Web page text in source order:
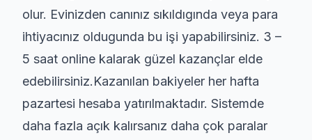
olur. Evinizden canınız sıkıldıgında veya para
ihtiyacınız oldugunda bu işi yapabilirsiniz. 3 –
5 saat online kalarak güzel kazançlar elde
edebilirsiniz.Kazanılan bakiyeler her hafta
pazartesi hesaba yatırılmaktadır. Sistemde
daha fazla açık kalırsanız daha çok paralar